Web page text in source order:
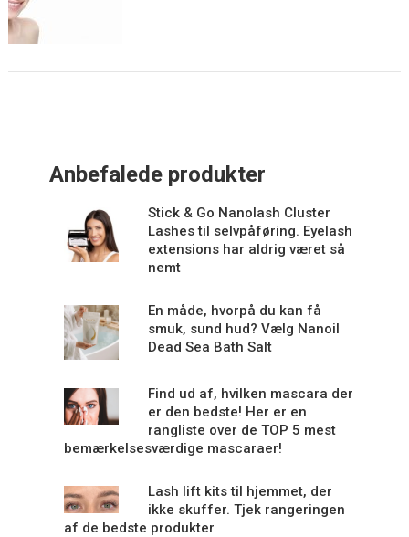
Anbefalede produkter
Stick & Go Nanolash Cluster
Lashes til selvpåføring. Eyelash
extensions har aldrig været så
nemt
En måde, hvorpå du kan få
smuk, sund hud? Vælg Nanoil
Dead Sea Bath Salt
Find ud af, hvilken mascara der
er den bedste! Her er en
rangliste over de TOP 5 mest
bemærkelsesværdige mascaraer!
Lash lift kits til hjemmet, der
ikke skuffer. Tjek rangeringen
af de bedste produkter